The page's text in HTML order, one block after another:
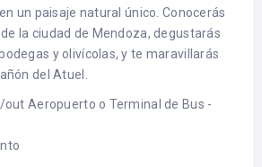
un paisaje natural único. Conocerás
la ciudad de Mendoza, degustarás
y olivícolas, y te maravillarás
del Atuel.
out Aeropuerto o Terminal de Bus -